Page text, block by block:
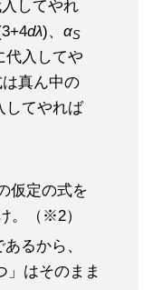
してやれ
dλ)、 αS
代入してや
真ん中の
してやれば
仮定の式を
。（※2）
あるから、
」はそのまま